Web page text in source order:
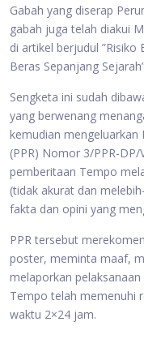
Gabah yang diserap
gabah juga telah diakui
di artikel berjudul ”Risiko
Beras Sepanjang
Sengketa ini sudah
yang berwenang
kemudian mengeluarkan
(PPR) Nomor 3/PPR-
pemberitaan Tempo
(tidak akurat dan
fakta dan opini yang
PPR tersebut
poster, meminta maaf,
melaporkan
Tempo telah memenuhi
waktu 2×24 jam.